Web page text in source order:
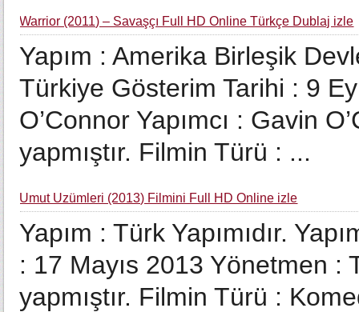
Warrior (2011) – Savaşçı Full HD Online Türkçe Dublaj izle
Yapım : Amerika Birleşik
Türkiye Gösterim Tarihi : 9
O’Connor Yapımcı : Gavin
yapmıştır. Filmin Türü : ...
Umut Üzümleri (2013) Filmini Full HD Online izle
Yapım : Türk Yapımıdır.
: 17 Mayıs 2013 Yönetmen :
yapmıştır. Filmin Türü :